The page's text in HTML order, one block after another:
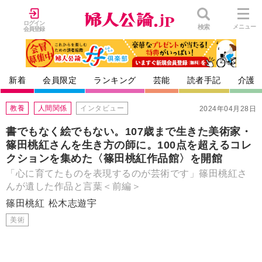
ログイン
会員登録
検索 メニュー
新着 会員限定 ランキング 芸能 読者手記 介護
2024年04月28日
教養 人間関係 インタビュー
書でもなく絵でもない。107歳まで生きた美術家・
篠田桃紅さんを生き方の師に。100点を超えるコレ
クションを集めた〈篠田桃紅作品館〉を開館
「心に育てたものを表現するのが芸術です」篠田桃紅さ
んが遺した作品と言葉＜前編＞
篠田桃紅 松木志遊宇
美術